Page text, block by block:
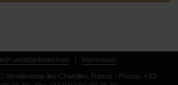
verarbeitetes holz |
Impressum
Vendenesse-lès-Charolles, France - Phone. +33